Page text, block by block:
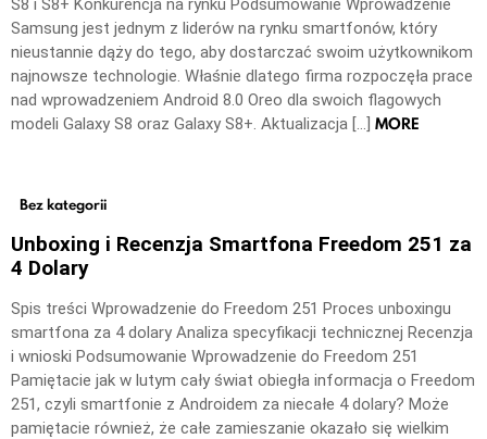
S8 i S8+ Konkurencja na rynku Podsumowanie Wprowadzenie
Samsung jest jednym z liderów na rynku smartfonów, który
nieustannie dąży do tego, aby dostarczać swoim użytkownikom
najnowsze technologie. Właśnie dlatego firma rozpoczęła prace
nad wprowadzeniem Android 8.0 Oreo dla swoich flagowych
modeli Galaxy S8 oraz Galaxy S8+. Aktualizacja […] MORE
Bez kategorii
Unboxing i Recenzja Smartfona Freedom 251 za
4 Dolary
Spis treści Wprowadzenie do Freedom 251 Proces unboxingu
smartfona za 4 dolary Analiza specyfikacji technicznej Recenzja
i wnioski Podsumowanie Wprowadzenie do Freedom 251
Pamiętacie jak w lutym cały świat obiegła informacja o Freedom
251, czyli smartfonie z Androidem za niecałe 4 dolary? Może
pamiętacie również, że całe zamieszanie okazało się wielkim